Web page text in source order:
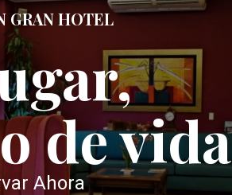
GRAN HOTEL
de vida
Ahora